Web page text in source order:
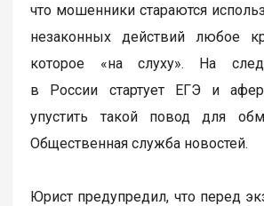
что мошенники стараются
незаконных действий любое
которое «на слуху». На
в России стартует ЕГЭ и
упустить такой повод для
Общественная служба новостей.
Юрист предупредил, что перед